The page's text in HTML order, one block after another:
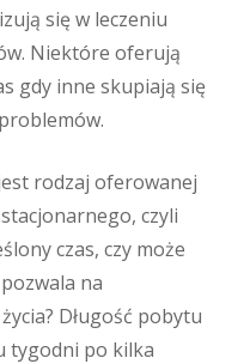
się w leczeniu
Niektóre oferują
gdy inne skupiają się
rodzaj oferowanej
czyli
czas, czy może
na
Długość pobytu
tygodni po kilka